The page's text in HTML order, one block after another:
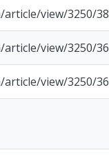
view/3250/
view/3250/
view/3250/